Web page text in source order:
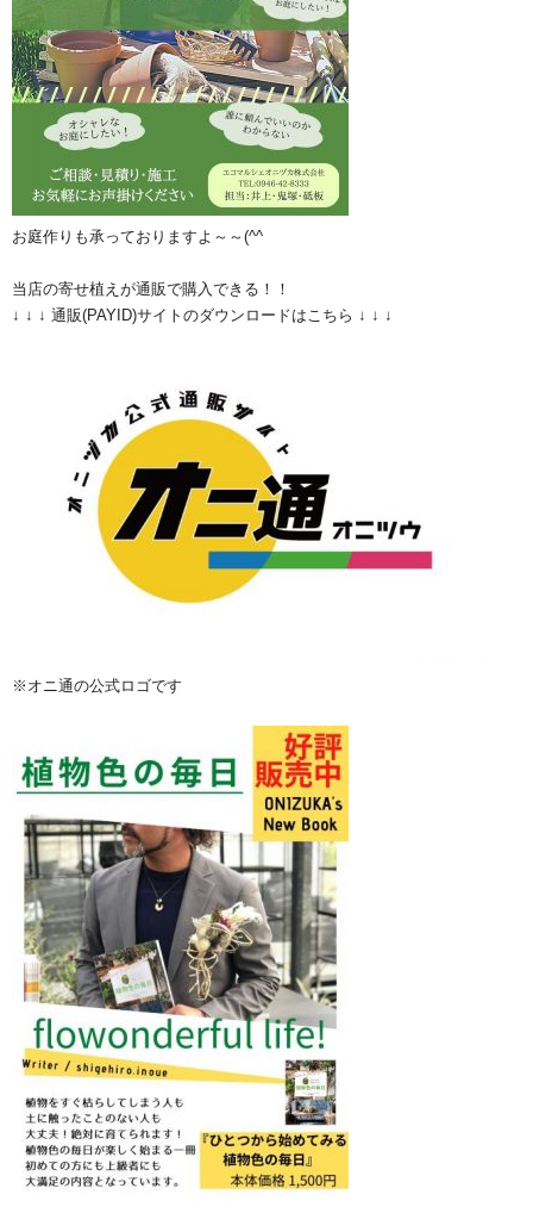
お庭作りも承っておりますよ～～(^^ゞ
当店の寄せ植えが通販で購入できる！！
↓ ↓ ↓ 通販(PAYID)サイトのダウンロードはこちら ↓ ↓ ↓
※オニ通の公式ロゴです